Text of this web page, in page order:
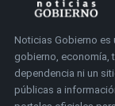
Noticias Gobierno
gobierno, economía,
dependencia ni un
públicas a